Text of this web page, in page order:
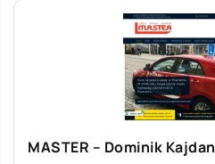
MASTER – Dominik Kajdan